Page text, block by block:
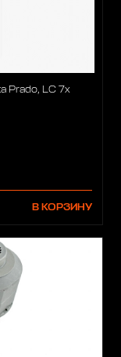
Prado, LC 7х
В КОРЗИНУ